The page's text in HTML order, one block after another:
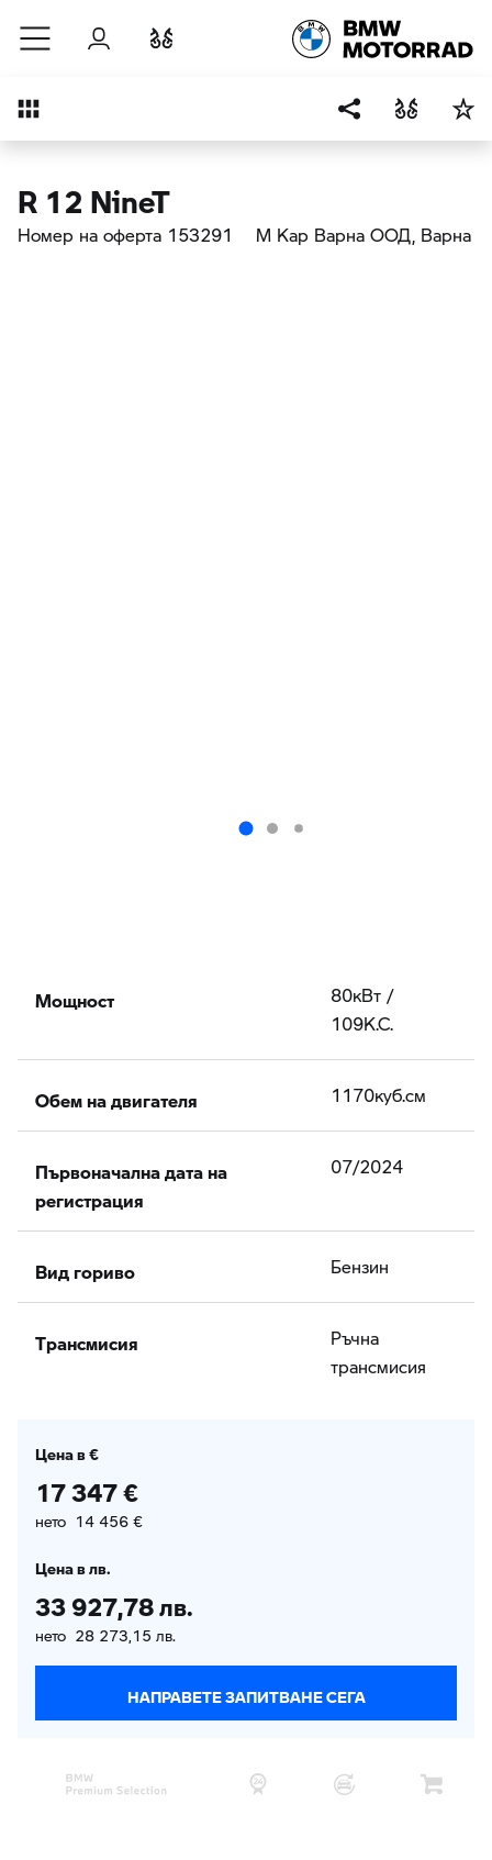
Към основното съдържание
Вход
Преглед
R 12 NineT
Номер на оферта 153291 М Кар Варна ООД, Варна
Мощност
80кВт /
109К.С.
Обем на двигателя 1170куб.cм
Първоначална дата на
регистрация
07/2024
Вид гориво Бензин
Tрансмисия
Ръчна
трансмисия
Цена в €
17 347 €
нето 14 456 €
Цена в лв.
33 927,78 лв.
нето 28 273,15 лв.
НАПРАВЕТЕ ЗАПИТВАНЕ СЕГА